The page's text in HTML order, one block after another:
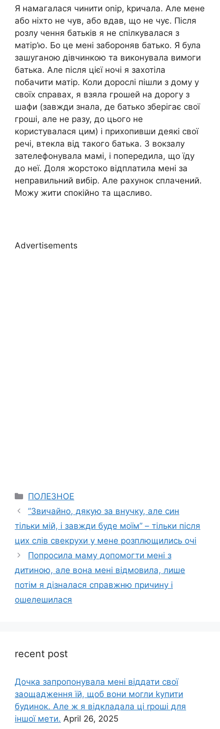
Я намагалася чинити оnір, kричала. Але мене
або ніхто не чув, або вдав, що не чує. Після
розлу чення батьків я не спілкувалася з
матір’ю. Бо це мені забороняв батько. Я була
зашуганою дівчинкою та виконувала вимоги
батька. Але після цієї ночі я захотіла
побачити матір. Коли дорослі пішли з дому у
своїх справах, я взяла грошей на дорогу з
шафи (завжди знала, де батько зберігає свої
гроші, але не разу, до цього не
користувалася цим) і прихопивши деякі свої
речі, втекла від такого батька. З вокзалу
зателефонувала мамі, і попередила, що їду
до неї. Доля жорстоко відплатила мені за
неправильний вибір. Але рахунок сплачений.
Можу жити спокійно та щасливо.
Advertisements
Categories
ПОЛЕЗНОЕ
”Звичайно, дякую за внучку, але син
тільки мій, і завжди буде моїм” – тільки після
цих слів свекрухи у мене розплющились очі
Попросила маму допомогти мені з
дитиною, але вона мені відмовила, лише
потім я дізналася справжню причину і
ошелешилася
recent post
Дочка запpопонувала мені віддати свої
заощадження їй, щоб вони могли kупити
будинок. Але ж я відкладала ці rроші для
іншої мети. April 26, 2025